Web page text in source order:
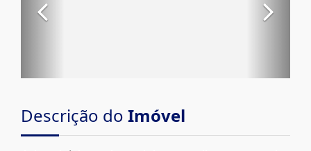
Descrição do Imóvel